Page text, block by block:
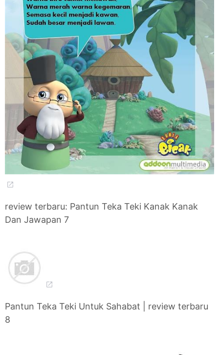
review terbaru: Pantun Teka Teki Kanak Kanak
Dan Jawapan 7
Pantun Teka Teki Untuk Sahabat | review terbaru
8